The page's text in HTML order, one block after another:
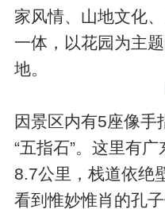
家风情、山地文化
一体，以花园为主
地。
因景区内有5座像手
“五指石”。这里有
8.7公里，栈道依绝
看到惟妙惟肖的孔